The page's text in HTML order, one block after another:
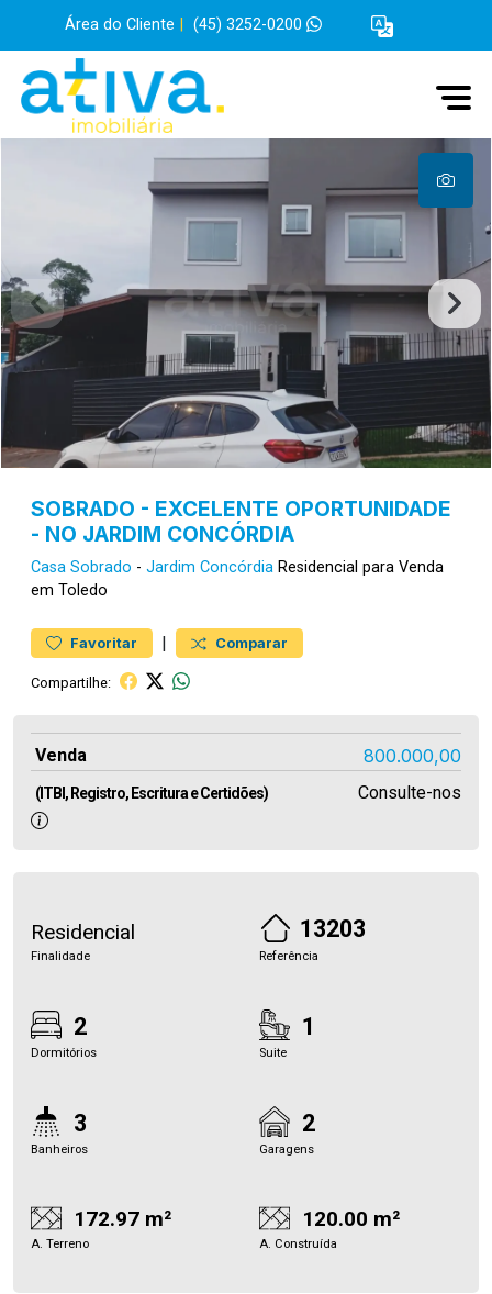
Área do Cliente (45) 3252-0200
SOBRADO - EXCELENTE OPORTUNIDADE
- NO JARDIM CONCÓRDIA
Casa Sobrado - Jardim Concórdia Residencial para Venda
em Toledo
Favoritar | Comparar
Compartilhe:
Venda 800.000,00
(ITBI, Registro, Escritura e Certidões) Consulte-nos
Residencial
Finalidade
13203
Referência
2
Dormitórios
1
Suite
3
Banheiros
2
Garagens
172.97 m²
A. Terreno
120.00 m²
A. Construída